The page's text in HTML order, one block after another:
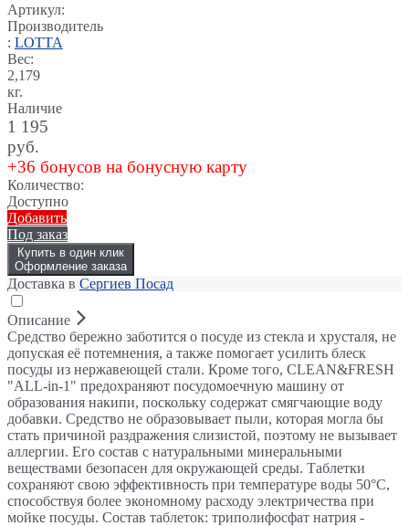
Артикул:
Производитель
: LOTTA
Вес:
2,179
кг.
Наличие
1 195
руб.
+36 бонусов на бонусную карту
Количество:
Доступно
Добавить
Под заказ
Купить в один клик
Оформление заказа
Доставка в Сергиев Посад
Описание
Средство бережно заботится о посуде из стекла и хрусталя, не
допуская её потемнения, а также помогает усилить блеск
посуды из нержавеющей стали. Кроме того, CLEAN&FRESH
"ALL-in-1" предохраняют посудомоечную машину от
образования накипи, поскольку содержат смягчающие воду
добавки. Средство не образовывает пыли, которая могла бы
стать причиной раздражения слизистой, поэтому не вызывает
аллергии. Его состав с натуральными минеральными
веществами безопасен для окружающей среды. Таблетки
сохраняют свою эффективность при температуре воды 50°С,
способствуя более экономному расходу электричества при
мойке посуды. Состав таблеток: триполифосфат натрия -